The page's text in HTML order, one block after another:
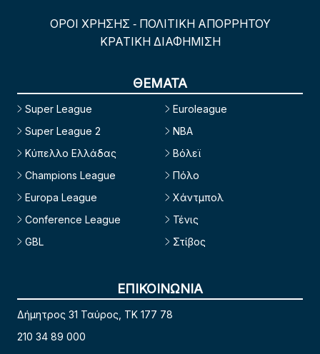
ΟΡΟΙ ΧΡΗΣΗΣ - ΠΟΛΙΤΙΚΗ ΑΠΟΡΡΗΤΟΥ
ΚΡΑΤΙΚΗ ΔΙΑΦΗΜΙΣΗ
ΘΕΜΑΤΑ
Super League
Super League 2
Κύπελλο Ελλάδας
Champions League
Europa League
Conference League
GBL
Euroleague
NBA
Βόλεϊ
Πόλο
Χάντμπολ
Τένις
Στίβος
ΕΠΙΚΟΙΝΩΝΙΑ
Δήμητρος 31 Ταύρος, TK 177 78
210 34 89 000